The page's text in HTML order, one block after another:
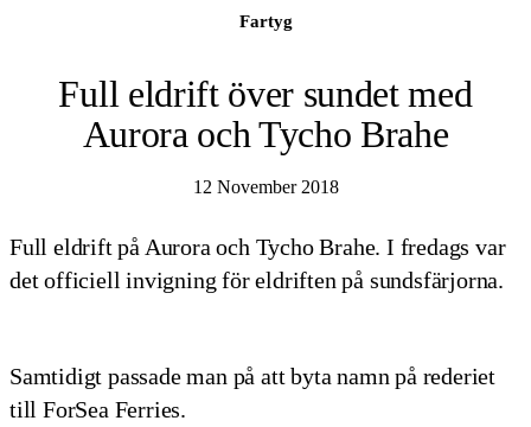
Fartyg
Full eldrift över sundet med
Aurora och Tycho Brahe
12 November 2018
Full eldrift på Aurora och Tycho Brahe. I fredags var
det officiell invigning för eldriften på sundsfärjorna.
Samtidigt passade man på att byta namn på rederiet
till ForSea Ferries.